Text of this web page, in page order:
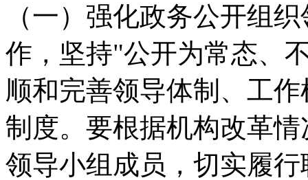
（一）强化政务公开组
作，坚持"公开为常态、
顺和完善领导体制、工
制度。要根据机构改革
领导小组成员，切实履